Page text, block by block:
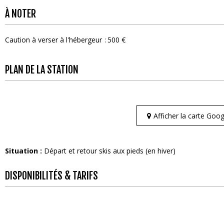
À NOTER
Caution à verser à l'hébergeur 500 €
PLAN DE LA STATION
Afficher la carte
Situation : Départ et retour skis aux pieds (en hiver)
DISPONIBILITÉS & TARIFS